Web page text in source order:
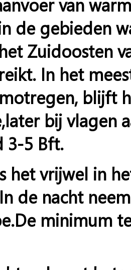
de gebieden
Zuidoosten
In het
blijft
bij vlagen
3-5 Bft.
het vrijwel in
de nacht
minimum